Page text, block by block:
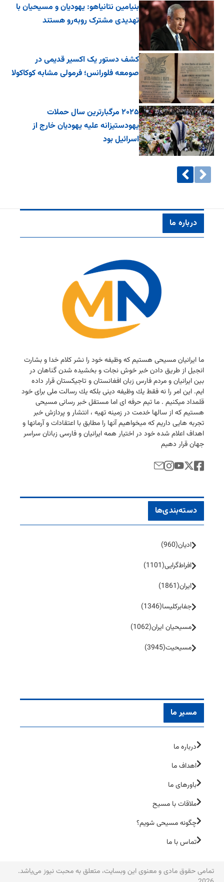
بنیامین نتانیاهو: یهودیان و مسیحیان با
تهدیدی مشترک روبه‌رو هستند
کشف دستور یک اکسیر قدیمی در
صومعه فلورانس؛ فرمولی مشابه کوکاکولا
۲۰۲۵ مرگبارترین سال حملات
یهودستیزانه علیه یهودیان خارج از
اسرائیل بود
درباره ما
ما ایرانیان مسیحی هستیم كه وظیفه خود را نشر كلام خدا و بشارت
انجیل از طریق دادن خبر خوش نجات و بخشیده شدن گناهان در
بین ایرانیان و مردم فارس زبان افغانستان و تاجیكستان قرار داده
ایم. این امر را نه فقط یك وظیفه دینی بلكه یك رسالت ملی برای خود
قلمداد میكنیم . ما تیم حرفه ای اما مستقل خبر رسانی مسیحی
هستیم كه از سالها خدمت در زمینه تهیه ، انتشار و پردازش خبر
تجربه هایی داریم كه میخواهیم آنها را مطابق با اعتقادات و آرمانها و
اهداف اعلام شده خود در اختیار همه ایرانیان و فارسی زبانان سراسر
جهان قرار دهیم
دسته‌بندی‌ها
ادیان(960)
افراط‌گرایی(1101)
ایران(1861)
جفا‌بر‌کلیسا(1346)
مسیحیان ایران(1062)
مسیحیت(3945)
مسیر ما
درباره ما
اهداف ما
باورهای ما
ملاقات با مسیح
چگونه مسیحی شویم؟
تماس با ما
تمامی حقوق مادی و معنوی این وبسایت، متعلق به محبت نیوز می‌یاشد.